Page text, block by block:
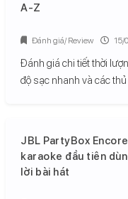
A-Z
Đánh giá chi tiết thời
độ sạc nhanh và các
Đánh giá/ Review 15/
JBL PartyBox
karaoke đầu tiên
lời bài hát